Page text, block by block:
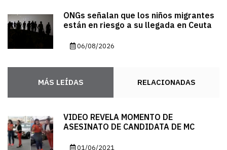
ONGs señalan que los niños migrantes
están en riesgo a su llegada en Ceuta
06/08/2026
MÁS LEÍDAS RELACIONADAS
VIDEO REVELA MOMENTO DE
ASESINATO DE CANDIDATA DE MC
01/06/2021